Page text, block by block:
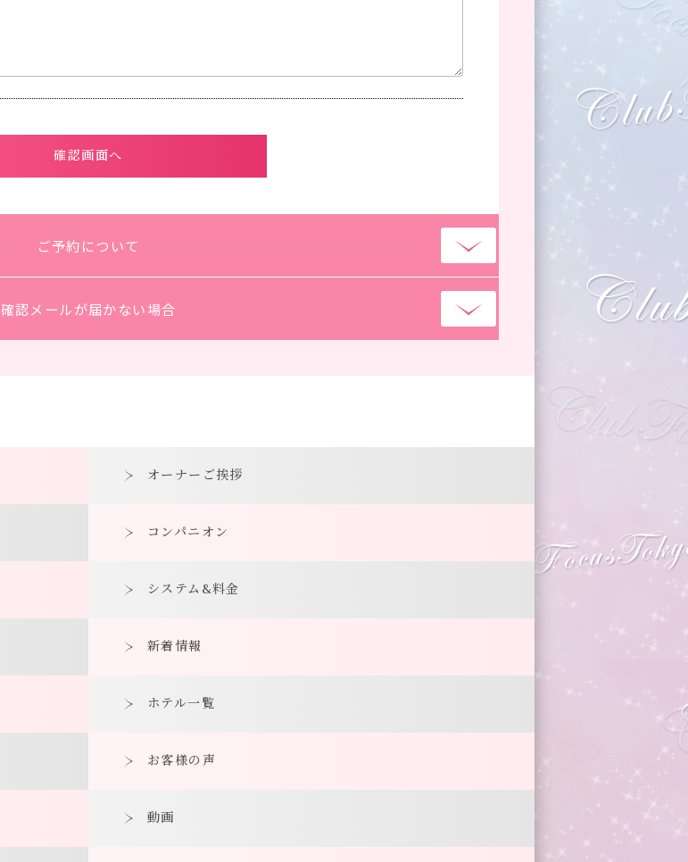
ご予約について
確認メールが届かない場合
オーナーご挨拶
コンパニオン
システム&料金
新着情報
ホテル一覧
お客様の声
動画